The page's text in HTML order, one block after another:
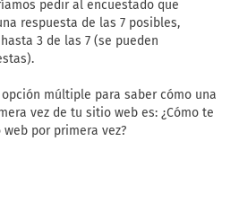
pedir al encuestado que
respuesta de las 7 posibles,
3 de las 7 (se pueden
múltiple para saber cómo una
vez de tu sitio web es: ¿Cómo te
por primera vez?